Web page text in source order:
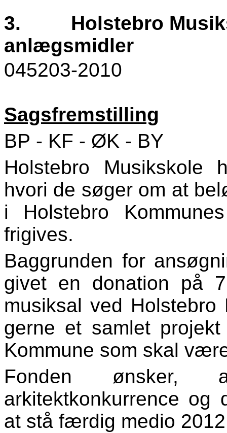
3.
Holstebro
anlægsmidler
045203-2010
Sagsfremstilling
BP - KF - ØK - BY
Holstebro Musikskole
hvori de søger om at
i Holstebro
frigives.
Baggrunden for
givet en donation på
musiksal ved
gerne et samlet
Kommune som skal
Fonden
arkitektkonkurrence
at stå færdig medio